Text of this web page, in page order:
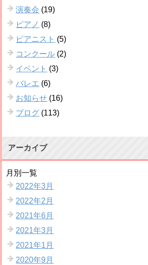
演奏会 (19)
ピアノ (8)
ピアニスト (5)
コンクール (2)
イベント (3)
バレエ (6)
お知らせ (16)
ブログ (113)
アーカイブ
月別一覧
2022年3月
2022年2月
2021年6月
2021年3月
2021年1月
2020年9月